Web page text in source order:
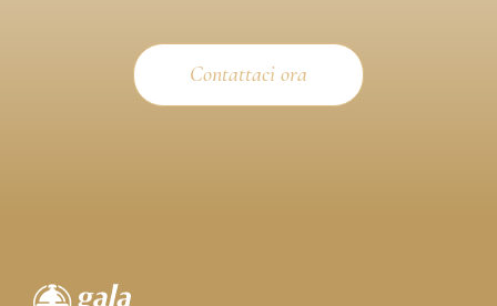
Contattaci ora